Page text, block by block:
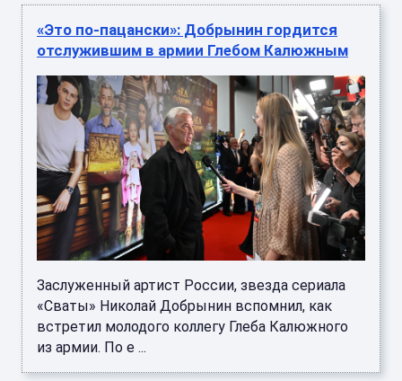
«Это по-пацански»: Добрынин гордится
отслужившим в армии Глебом Калюжным
Заслуженный артист России, звезда сериала
«Сваты» Николай Добрынин вспомнил, как
встретил молодого коллегу Глеба Калюжного
из армии. По е ...